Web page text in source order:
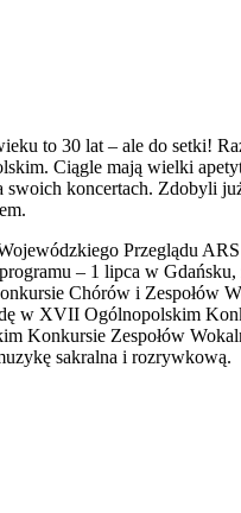
to 30 lat – ale do setki!
Ciągle mają wielki
swoich koncertach. Zdobyli
Przeglądu
– 1 lipca w Gdańsku,
Chórów i Zespołów
w XVII Ogólnopolskim
Konkursie Zespołów
sakralna i rozrywkową.